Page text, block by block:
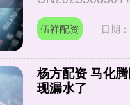
伍祥配资 日期
杨方配资 马化
现漏水了